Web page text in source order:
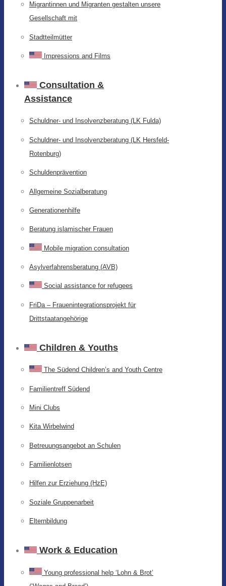
Migrantinnen und Migranten gestalten unsere
Gesellschaft mit
Stadtteilmütter
Impressions and Films
Consultation &
Assistance
Schuldner- und Insolvenzberatung (LK Fulda)
Schuldner- und Insolvenzberatung (LK Hersfeld-
Rotenburg)
Schuldenprävention
Allgemeine Sozialberatung
Generationenhilfe
Beratung islamischer Frauen
Mobile migration consultation
Asylverfahrensberatung (AVB)
Social assistance for refugees
FriDa – Frauenintegrationsprojekt für
Drittstaatangehörige
Children & Youths
The Südend Children’s and Youth Centre
Familientreff Südend
Mini Clubs
Kita Wirbelwind
Betreuungsangebot an Schulen
Familienlotsen
Hilfen zur Erziehung (HzE)
Soziale Gruppenarbeit
Elternbildung
Work & Education
Young professional help ‘Lohn & Brot’